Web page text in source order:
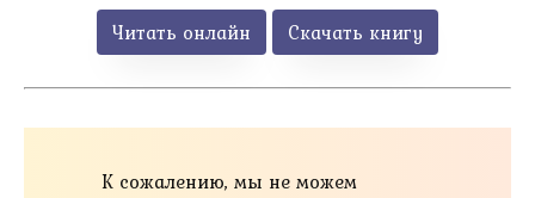
Читать онлайн Скачать книгу
К сожалению, мы не можем